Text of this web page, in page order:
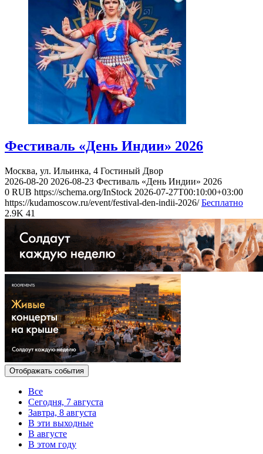
Фестиваль «День Индии» 2026
Москва, ул. Ильинка, 4 Гостиный Двор
2026-08-20 2026-08-23 Фестиваль «День Индии» 2026
0 RUB https://schema.org/InStock 2026-07-27T00:10:00+03:00
https://kudamoscow.ru/event/festival-den-indii-2026/ Бесплатно
2.9K 41
Отображать события
Все
Сегодня, 7 августа
Завтра, 8 августа
В эти выходные
В августе
В этом году